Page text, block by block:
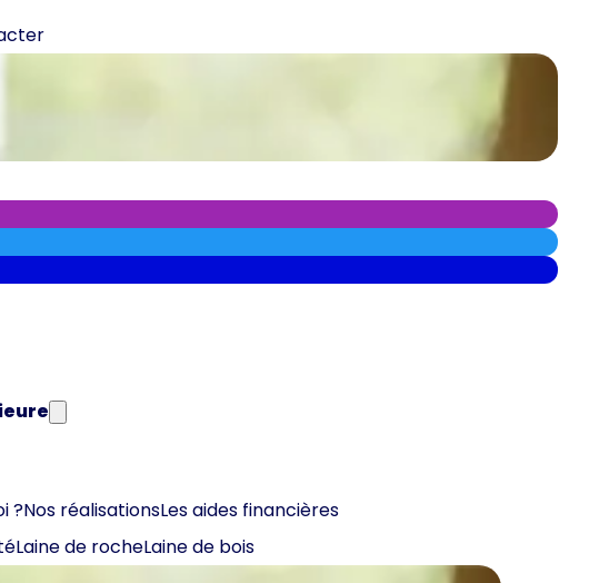
?Nos réalisationsLes aides financières
Laine de rocheLaine de bois